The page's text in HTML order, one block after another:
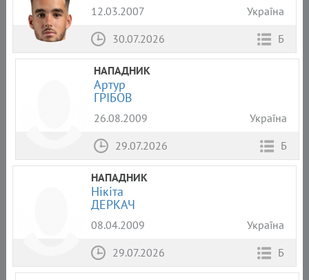
12.03.2007
Україна
30.07.2026
Б
НАПАДНИК
Артур
ГРІБОВ
26.08.2009
Україна
29.07.2026
Б
НАПАДНИК
Нікіта
ДЕРКАЧ
08.04.2009
Україна
29.07.2026
Б